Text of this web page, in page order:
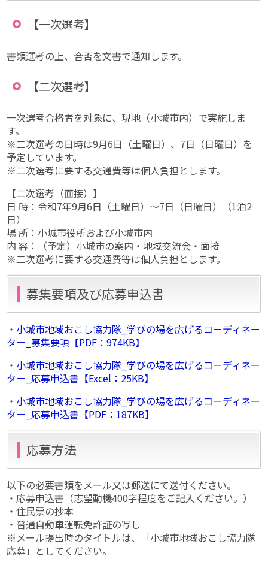
【一次選考】
書類選考の上、合否を文書で通知します。
【二次選考】
一次選考合格者を対象に、現地（小城市内）で実施しま
す。
※二次選考の日時は9月6日（土曜日）、7日（日曜日）を
予定しています。
※二次選考に要する交通費等は個人負担とします。
【二次選考（面接）】
日 時：令和7年9月6日（土曜日）～7日（日曜日）（1泊2
日）
場 所：小城市役所および小城市内
内 容：（予定）小城市の案内・地域交流会・面接
※二次選考に要する交通費等は個人負担とします。
募集要項及び応募申込書
・ 小城市地域おこし協力隊_学びの場を広げるコーディネー
ター_募集要項【PDF：974KB】
・ 小城市地域おこし協力隊_学びの場を広げるコーディネー
ター_応募申込書【Excel：25KB】
・ 小城市地域おこし協力隊_学びの場を広げるコーディネー
ター_応募申込書【PDF：187KB】
応募方法
以下の必要書類をメール又は郵送にて送付ください。
・応募申込書（志望動機400字程度をご記入ください。）
・住民票の抄本
・普通自動車運転免許証の写し
※メール提出時のタイトルは、「小城市地域おこし協力隊
応募」としてください。